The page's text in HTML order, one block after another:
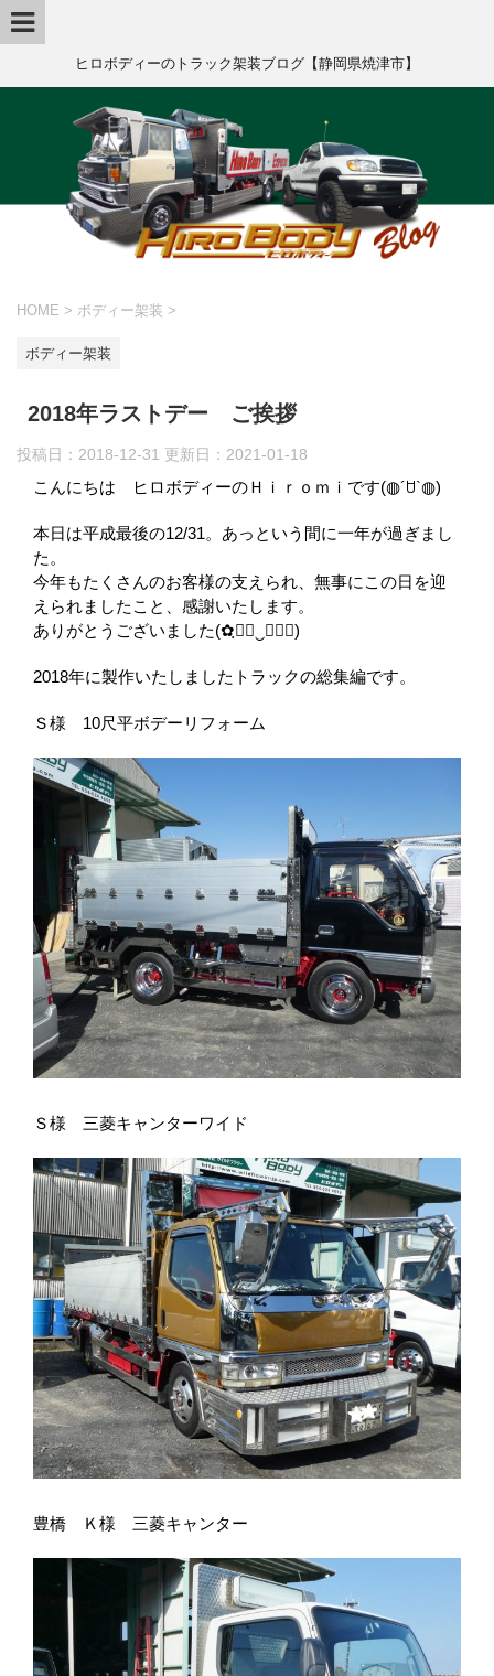
ヒロボディーのトラック架装ブログ【静岡県焼津市】
HOME > ボディー架装 >
ボディー架装
2018年ラストデー ご挨拶
投稿日：2018-12-31 更新日： 2021-01-18
こんにちは ヒロボディーのＨｉｒｏｍｉです(◍´ꇴ`◍)
本日は平成最後の12/31。あっという間に一年が過ぎまし
た。
今年もたくさんのお客様の支えられ、無事にこの日を迎
えられましたこと、感謝いたします。
ありがとうございました(✿ฺ◡ฺ‿ฺ◡ฺ)
2018年に製作いたしましたトラックの総集編です。
Ｓ様 10尺平ボデーリフォーム
Ｓ様 三菱キャンターワイド
豊橋 Ｋ様 三菱キャンター